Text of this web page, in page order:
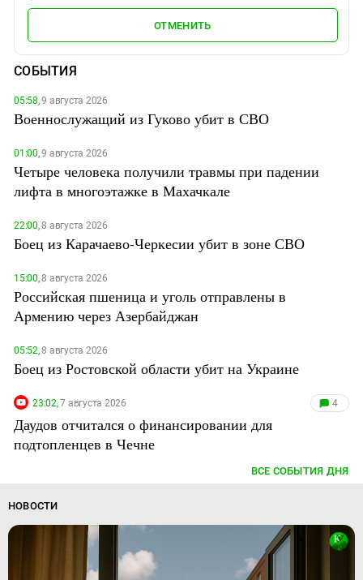
ОТМЕНИТЬ
СОБЫТИЯ
05:58,9 августа 2026
Военнослужащий из Гуково убит в СВО
01:00,9 августа 2026
Четыре человека получили травмы при падении
лифта в многоэтажке в Махачкале
22:00,8 августа 2026
Боец из Карачаево-Черкесии убит в зоне СВО
15:00,8 августа 2026
Российская пшеница и уголь отправлены в
Армению через Азербайджан
05:52,8 августа 2026
Боец из Ростовской области убит на Украине
23:02,7 августа 2026 4
Даудов отчитался о финансировании для
подтопленцев в Чечне
ВСЕ СОБЫТИЯ ДНЯ
НОВОСТИ